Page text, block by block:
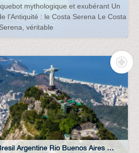
mythologique et exubérant Un
l’Antiquité : le Costa Serena Le Costa
Serena, véritable
AMERIQUE DU SUD Brésil Argentine Rio Buenos Aires Chili Uruguay Ushuaïa Magellan Valparaiso...